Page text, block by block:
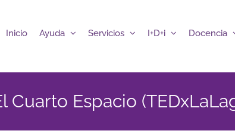
Inicio Ayuda Servicios I+D+i Docencia
Cuarto Espacio